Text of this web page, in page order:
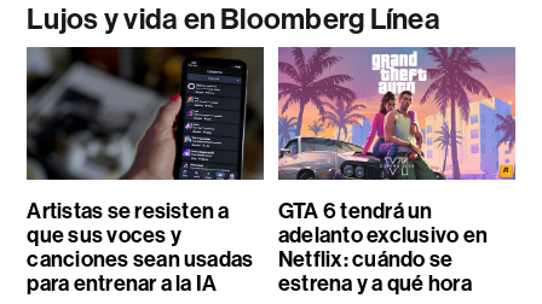
Lujos y vida en Bloomberg Línea
Artistas se resisten a
que sus voces y
canciones sean usadas
para entrenar a la IA
GTA 6 tendrá un
adelanto exclusivo en
Netflix: cuándo se
estrena y a qué hora